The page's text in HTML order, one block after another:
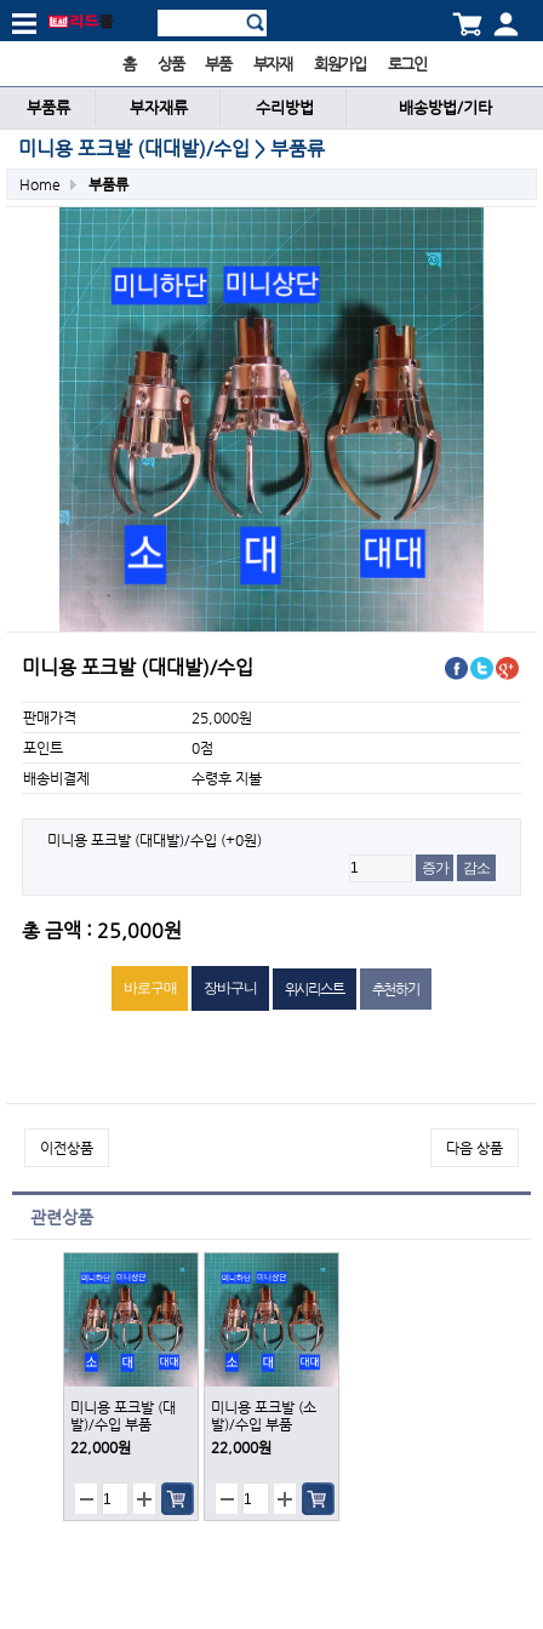
홈 상품 부품 부자재 회원가입 로그인
부품류 부자재류 수리방법 배송방법/기타
미니용 포크발 (대대발)/수입 > 부품류
Home 부품류
미니용 포크발 (대대발)/수입
판매가격
25,000원
포인트
0점
배송비결제
수령후 지불
미니용 포크발 (대대발)/수입 (+0원)
증가
감소
총 금액 : 25,000원
위시리스트 추천하기
이전상품 다음 상품
관련상품
미니용 포크발 (대
발)/수입 부품
22,000원
미니용 포크발 (소
발)/수입 부품
22,000원